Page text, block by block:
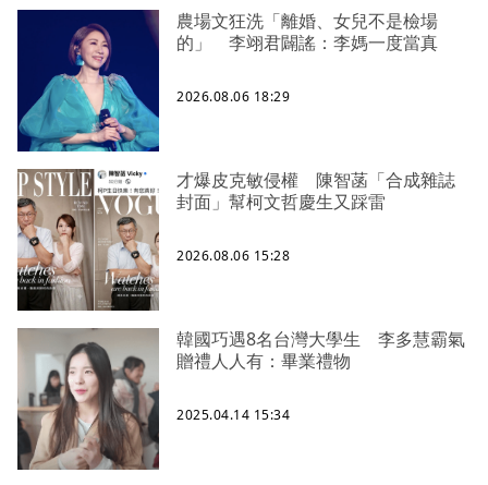
農場文狂洗「離婚、女兒不是檢場
的」 李翊君闢謠：李媽一度當真
2026.08.06 18:29
才爆皮克敏侵權 陳智菡「合成雜誌
封面」幫柯文哲慶生又踩雷
2026.08.06 15:28
韓國巧遇8名台灣大學生 李多慧霸氣
贈禮人人有：畢業禮物
2025.04.14 15:34